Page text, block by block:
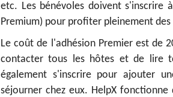
etc. Les bénévoles doivent s'inscrire
Premium) pour profiter pleinement des
Le coût de l'adhésion Premier est de
contacter tous les hôtes et de lire
également s'inscrire pour ajouter
séjourner chez eux. HelpX